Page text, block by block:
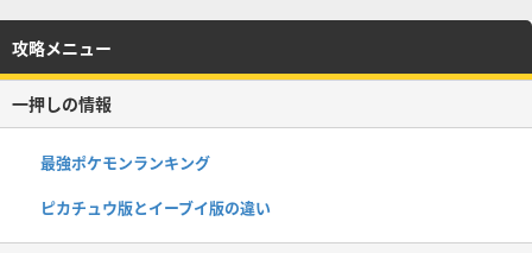
攻略メニュー
一押しの情報
最強ポケモンランキング
ピカチュウ版とイーブイ版の違い